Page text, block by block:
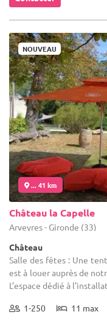
NOUVEAU
... 41 km
Château la Capelle
Arveyres - Gironde (33)
Château
Salle des fêtes : Une
est à louer auprès de
L’espace dédié à
1-250 11 max